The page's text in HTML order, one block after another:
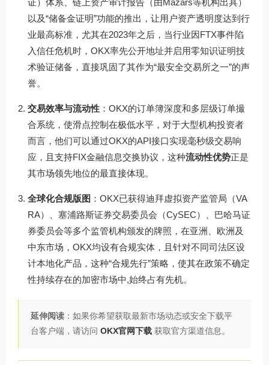
证）体系、链上资产审计报告（由Mazars等机构出具）
以及“储备金证明”功能的推出，让用户资产透明度达到行
业最高标准，尤其在2023年之后，当行业因FTX事件陷
入信任危机时，OKX率先公开地址并启用零知识证明技
术验证储备，直接巩固了其作为“最安全交易所之一”的声
誉。
交易效率与流动性 ：OKX的订单簿深度和多层级订单撮
合系统，使滑点控制在极低水平，对于大型机构投资者
而言，他们可以通过OKX的API接口实现毫秒级交易响
应，且支持FIX金融信息交换协议，这种流动性优势正是
其市场领先地位的最直接体现。
全球化合规版图 ：OKX已获得迪拜虚拟资产监管局（VA
RA）、塞浦路斯证券交易委员会（CySEC）、巴哈马证
券委员会等多个监管机构颁发的牌照，在亚洲、欧洲及
中东市场，OKX均设有合规实体，且针对不同司法区设
计本地化产品，这种“合规先行”策略，使其在政策不确定
性持续存在的加密市场中,始终占有先机。
延伸阅读 ：如果你希望获取最新市场动态或安全下载平
台客户端，请访问 OKX官网下载 获取官方渠道信息。